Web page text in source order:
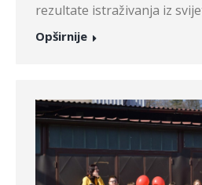
rezultate istraživanja iz
Opširnije